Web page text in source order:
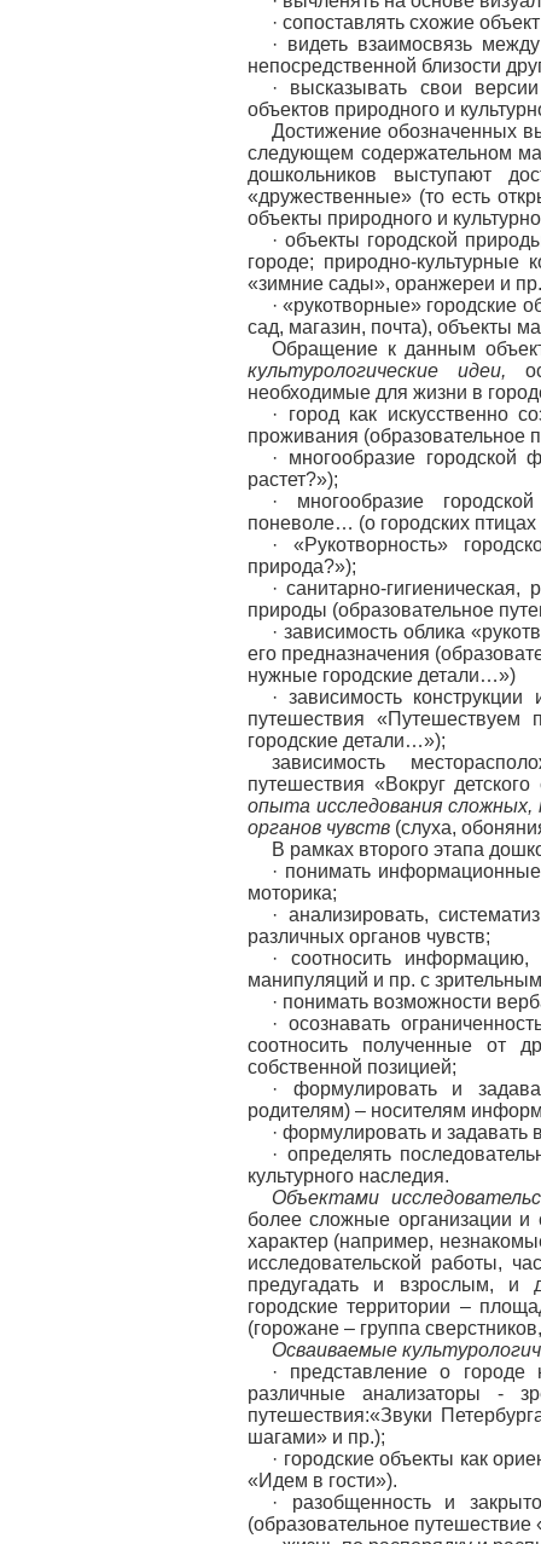
· сопоставлять схожие
· видеть взаимосвязь
непосредственной близости
· высказывать свои
объектов природного и
Достижение обозначенных
следующем содержательном
дошкольников выступают
«дружественные» (то есть
объекты природного и
· объекты городской
городе; природно-культурные
«зимние сады», оранжереи и пр.
· «рукотворные» городские
сад, магазин, почта), объекты
Обращение к данным
культурологические идеи,
необходимые для жизни в
· город как искусственно
проживания (образовательное
· многообразие городской
растет?»);
· многообразие
поневоле… (о городских птицах
· «Рукотворность»
природа?»);
· санитарно-
природы (образовательное
· зависимость облика
его предназначения
нужные городские детали…»)
· зависимость
путешествия
городские детали…»);
зависимость
путешествия «Вокруг
опыта исследования
органов чувств (слуха,
В рамках второго этапа
· понимать
моторика;
· анализировать,
различных органов чувств;
· соотносить
манипуляций и пр. с
· понимать возможности
· осознавать
соотносить полученные от
собственной позицией;
· формулировать и
родителям) – носителям
· формулировать и
· определять
культурного наследия.
Объектами
более сложные организации
характер (например,
исследовательской работы,
предугадать и взрослым, и
городские территории –
(горожане – группа
Осваиваемые
· представление о городе
различные анализаторы -
путешествия:«Звуки
шагами» и пр.);
· городские объекты как
«Идем в гости»).
· разобщенность и
(образовательное